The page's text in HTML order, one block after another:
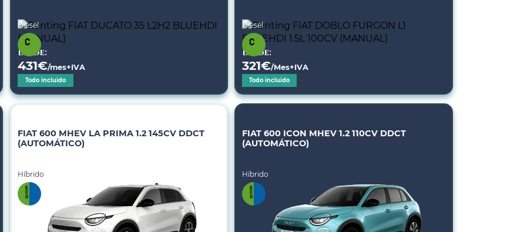
Diésel
Desde:
431€/mes+IVA
Todo incluido
Diésel
Desde:
321€/Mes+IVA
Todo incluido
FIAT 600 MHEV LA PRIMA 1.2 145CV DDCT
(AUTOMÁTICO)
Híbrido
FIAT 600 ICON MHEV 1.2 110CV DDCT
(AUTOMÁTICO)
Híbrido